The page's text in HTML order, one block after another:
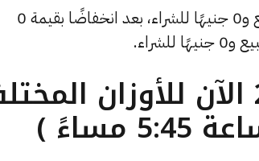
وانخفض سعر دولار الصاغة ليصل إلى 52.93 جنيهًا للبيع و0 جنيهًا للشراء، بعد انخفاضًا بقيمة 0
ما هو سعر الذهب عيار 21 الآن للأوزان